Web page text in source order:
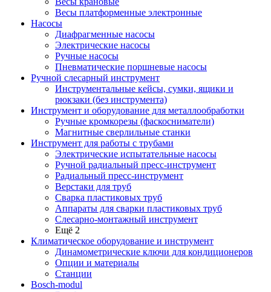
Весы платформенные электронные
Насосы
Диафрагменные насосы
Электрические насосы
Ручные насосы
Пневматические поршневые насосы
Ручной слесарный инструмент
Инструментальные кейсы, сумки, ящики и
рюкзаки (без инструмента)
Инструмент и оборудование для металлообработки
Ручные кромкорезы (фаскосниматели)
Магнитные сверлильные станки
Инструмент для работы с трубами
Электрические испытательные насосы
Ручной радиальный пресс-инструмент
Радиальный пресс-инструмент
Верстаки для труб
Сварка пластиковых труб
Аппараты для сварки пластиковых труб
Слесарно-монтажный инструмент
Ещё 2
Климатическое оборудование и инструмент
Динамометрические ключи для кондиционеров
Опции и материалы
Станции
Bosch-modul